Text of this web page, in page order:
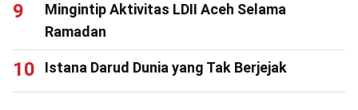
Mingintip Aktivitas LDII Aceh Selama
Ramadan
Istana Darud Dunia yang Tak Berjejak